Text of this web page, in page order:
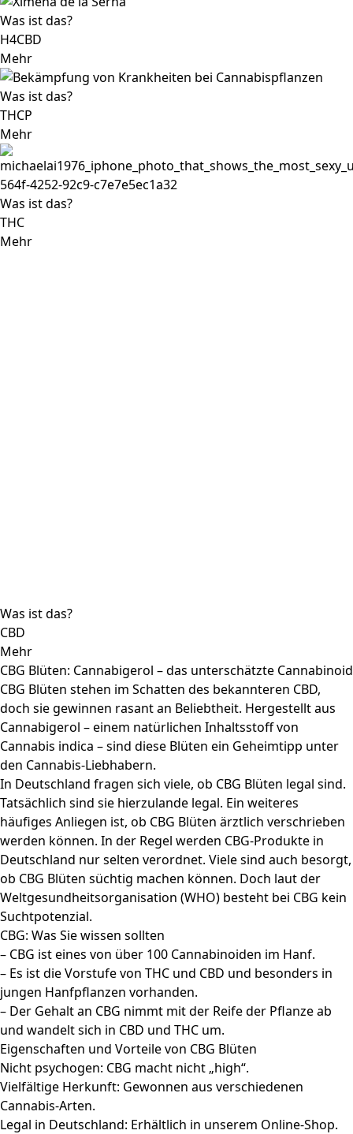
Was ist das?
H4CBD
Mehr
Was ist das?
THCP
Mehr
Was ist das?
THC
Mehr
– CBG ist eines von über 100 Cannabinoiden im Hanf.
– Es ist die Vorstufe von THC und CBD und besonders in
jungen Hanfpflanzen vorhanden.
– Der Gehalt an CBG nimmt mit der Reife der Pflanze ab
und wandelt sich in CBD und THC um.
Eigenschaften und Vorteile von CBG Blüten
Nicht psychogen: CBG macht nicht „high“.
Vielfältige Herkunft: Gewonnen aus verschiedenen
Cannabis-Arten.
Legal in Deutschland: Erhältlich in unserem Online-Shop.
Studienbasierte Vorteile: CBG könnte beim Einsatz gegen
neurodegenerative Erkrankungen, Infektionskrankheiten
und Entzündungen helfen. Es kann auch den Appetit
anregen und bei psychischen Erkrankungen unterstützen.
CBD vs. CBG: Was ist der Unterschied?
CBD und CBG stammen beide von Cannabis, aber sie
unterscheiden sich in ihrer chemischen Struktur und ihren
Wirkungen. Während CBG als „Stammzelle“ gilt, da es sich
mit der Reifung in andere Cannabinoide umwandelt, hat
CBD bereits eine feste Position in der Cannabinoid-Familie.
Sicher und legal: CBG Blüten
CBG Blüten sind in Deutschland legal. Sie enthalten
weniger als 0,2% THC und sind daher nicht psychoaktiv.
Anwendung von CBG Blüten
Die Anwendung ähnelt der von CBD Blüten. Viele schätzen
sie wegen ihres einzigartigen Aromas, das von der
spezifischen Cannabis-Art und dem CBG-Gehalt abhängt.